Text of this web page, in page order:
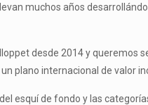
muchos años
desde 2014 y
plano internacional de valor
esquí de fondo y las